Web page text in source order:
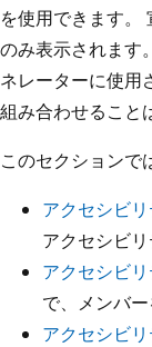
を使用できます。
のみ表示されます
ネレーターに使用
組み合わせること
このセクションで
アクセシビ
アクセシビリ
アクセシビ
で、メンバ
アクセシビ